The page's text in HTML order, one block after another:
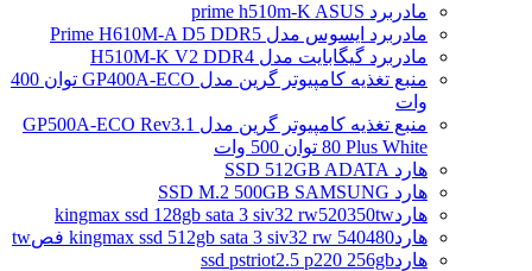
مادربرد prime h510m-K ASUS
مادربرد ایسوس مدل Prime H610M-A D5 DDR5
مادربرد گیگابایت مدل H510M-K V2 DDR4
منبع تغذیه کامپیوتر گرین مدل GP400A-ECO توان 400
وات
منبع تغذیه کامپیوتر گرین مدل GP500A-ECO Rev3.1
80 Plus White توان 500 وات
هارد SSD 512GB ADATA
هارد SSD M.2 500GB SAMSUNG
هاردkingmax ssd 128gb sata 3 siv32 rw520350tw
هاردkingmax ssd 512gb sata 3 siv32 rw 540480 فصtw
هاردssd pstriot2.5 p220 256gb